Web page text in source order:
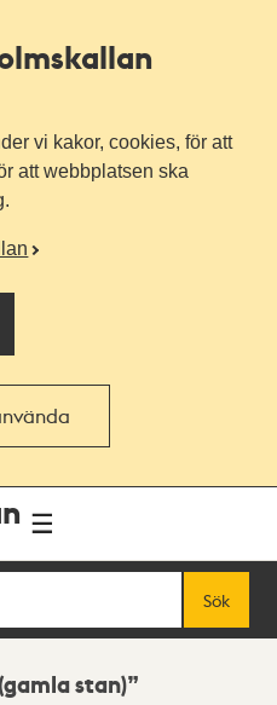
vi kakor, cookies, för att
att webbplatsen ska
Sök
stan)